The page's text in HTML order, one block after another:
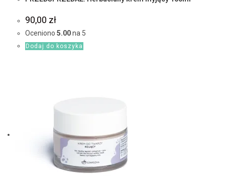
90,00 zł
Oceniono 5.00na 5
Dodaj do koszyka